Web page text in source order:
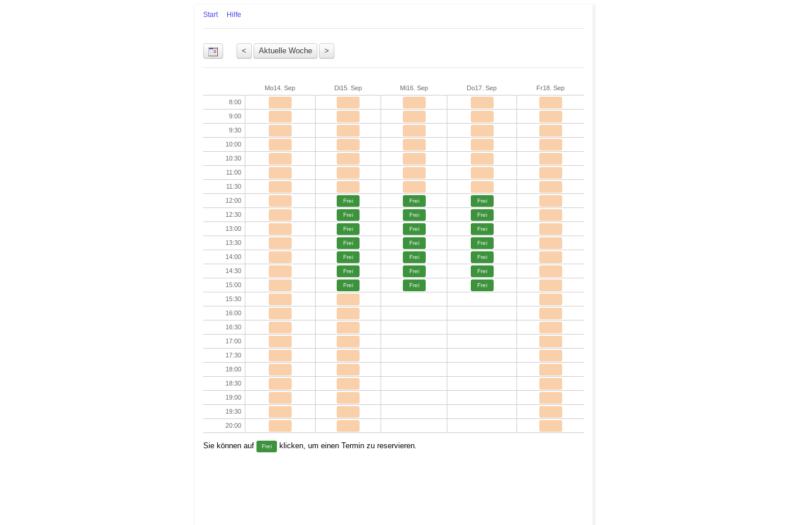
Start Hilfe
Mo14. Sep Di15. Sep Mi16. Sep Do17. Sep Fr18. Sep
8:00
9:00
9:30
10:00
10:30
11:00
11:30
12:00
Frei Frei Frei
12:30 Frei Frei Frei
13:00 Frei Frei Frei
13:30 Frei Frei Frei
14:00 Frei Frei Frei
14:30 Frei Frei Frei
15:00 Frei Frei Frei
15:30
16:00
16:30
17:00
17:30
18:00
18:30
19:00
19:30
20:00
Sie können auf Frei klicken, um einen Termin zu reservieren.